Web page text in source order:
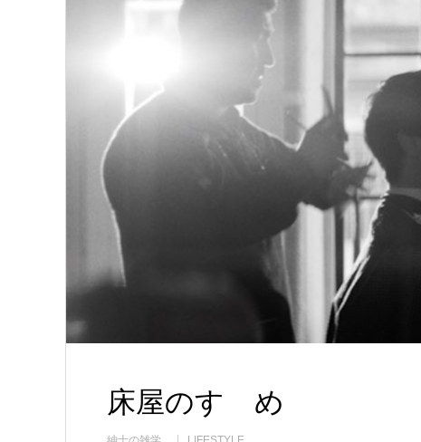
床屋のすゝめ